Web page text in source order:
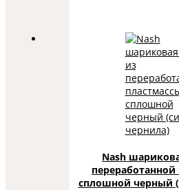
Nash
сплошной черный